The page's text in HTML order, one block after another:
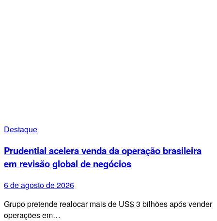
Destaque
Prudential acelera venda da operação brasileira
em revisão global de negócios
6 de agosto de 2026
Grupo pretende realocar mais de US$ 3 bilhões após vender
operações em…